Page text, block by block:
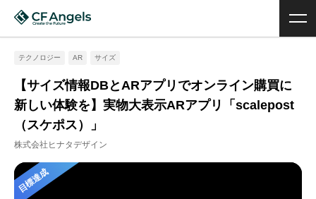
テクノロジー AR サイズ
【サイズ情報DBとARアプリでオンライン購買に
新しい体験を】実物大表示ARアプリ「scalepost
（スケポス）」
株式会社ヒナタデザイン
目標達成